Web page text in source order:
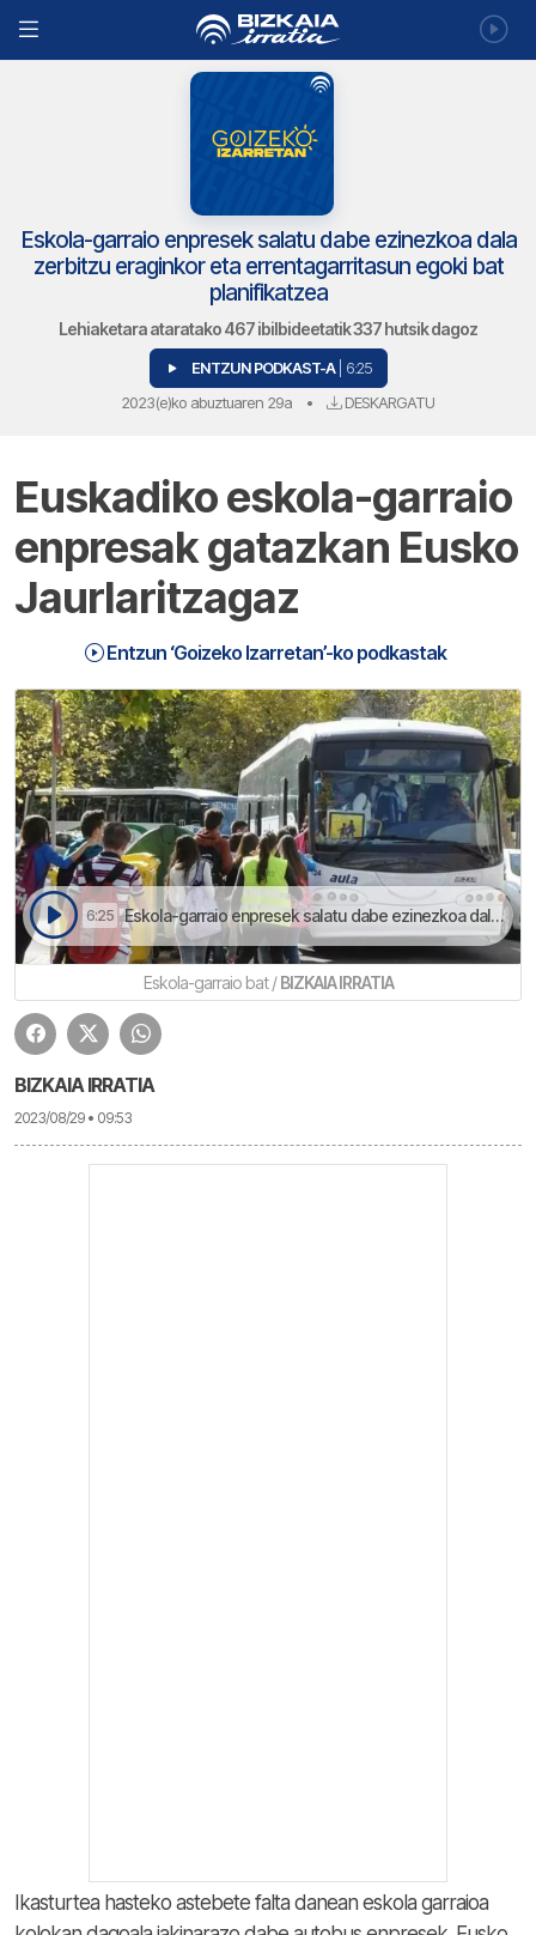
Eskola-garraio enpresek salatu dabe ezinezkoa dala
zerbitzu eraginkor eta errentagarritasun egoki bat
planifikatzea
Lehiaketara ataratako 467 ibilbideetatik 337 hutsik dagoz
ENTZUN PODKAST-A | 6:25
2023(e)ko abuztuaren 29a • DESKARGATU
Euskadiko eskola-garraio
enpresak gatazkan Eusko
Jaurlaritzagaz
Entzun ‘Goizeko Izarretan’-ko podkastak
6:25 Eskola-garraio enpresek salatu dabe ezinezkoa dala zerbitzu eraginkor eta errentagarritasun egoki bat planifikatzea | Goizeko Izarretan
Eskola-garraio bat /BIZKAIA IRRATIA
BIZKAIA IRRATIA
2023/08/29 • 09:53
Ikasturtea hasteko astebete falta danean eskola garraioa